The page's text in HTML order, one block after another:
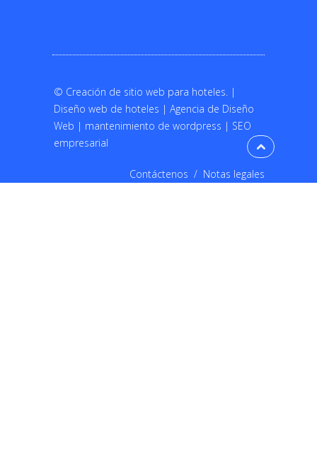
© Creación de sitio web para hoteles. |
Diseño web de hoteles | Agencia de Diseño
Web | mantenimiento de wordpress | SEO
empresarial
Contáctenos / Notas legales